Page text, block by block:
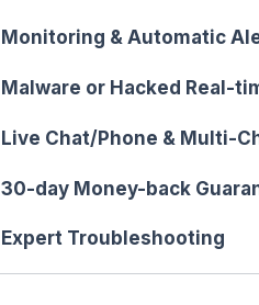
Monitoring & Automatic
Malware or Hacked Real-
Live Chat/Phone & Multi-
30-day Money-back
Expert Troubleshooting